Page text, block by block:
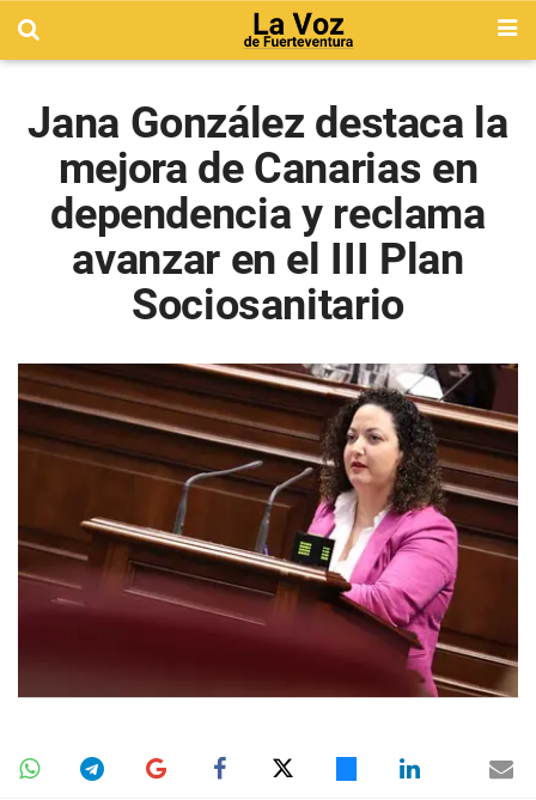
Jana González destaca la
mejora de Canarias en
dependencia y reclama
avanzar en el III Plan
Sociosanitario